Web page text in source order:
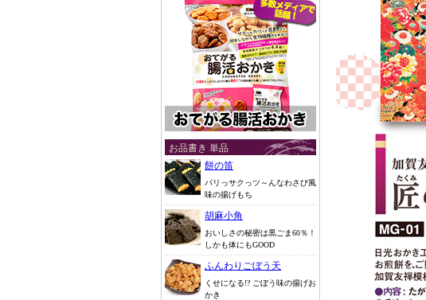
お品書き 単品
餅の笛
パリっサクっツ～んなわさび風
味の揚げもち
胡麻小角
おいしさの秘密は黒ごま60％！
しかも体にもGOOD
ふんわりごぼう天
くせになる!? ごぼう味の揚げお
かき